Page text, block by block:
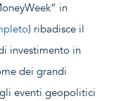
in
) ribadisce il
investimento in
dei grandi
eventi geopolitici